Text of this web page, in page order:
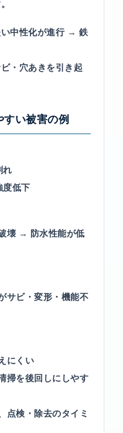
い中性化が進行 → 鉄
・穴あきを引き起
い被害の例
れ
度低下
壊 → 防水性能が低
サビ・変形・機能不
にくい
掃を後回しにしやす
点検・除去のタイミ